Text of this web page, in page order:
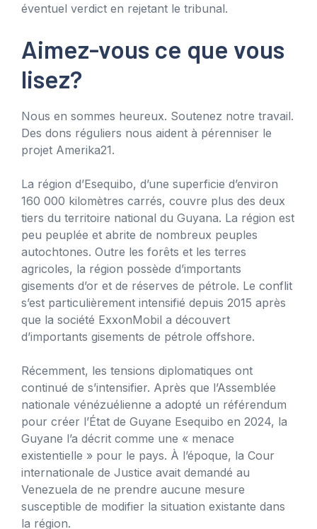
éventuel verdict en rejetant le tribunal.
Aimez-vous ce que vous
lisez?
Nous en sommes heureux. Soutenez notre travail.
Des dons réguliers nous aident à pérenniser le
projet Amerika21.
La région d’Esequibo, d’une superficie d’environ
160 000 kilomètres carrés, couvre plus des deux
tiers du territoire national du Guyana. La région est
peu peuplée et abrite de nombreux peuples
autochtones. Outre les forêts et les terres
agricoles, la région possède d’importants
gisements d’or et de réserves de pétrole. Le conflit
s’est particulièrement intensifié depuis 2015 après
que la société ExxonMobil a découvert
d’importants gisements de pétrole offshore.
Récemment, les tensions diplomatiques ont
continué de s’intensifier. Après que l’Assemblée
nationale vénézuélienne a adopté un référendum
pour créer l’État de Guyane Esequibo en 2024, la
Guyane l’a décrit comme une « menace
existentielle » pour le pays. À l’époque, la Cour
internationale de Justice avait demandé au
Venezuela de ne prendre aucune mesure
susceptible de modifier la situation existante dans
la région.